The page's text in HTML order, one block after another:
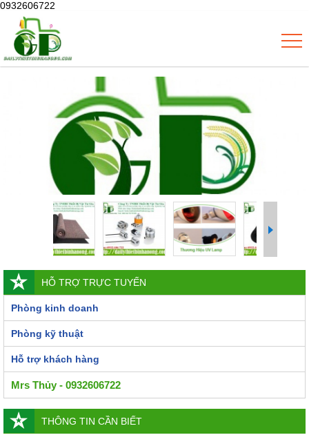
0932606722
HỖ TRỢ TRỰC TUYẾN
Phòng kinh doanh
Phòng kỹ thuật
Hỗ trợ khách hàng
Mrs Thủy - 0932606722
THÔNG TIN CẦN BIẾT